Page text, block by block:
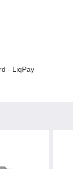
- LiqPay